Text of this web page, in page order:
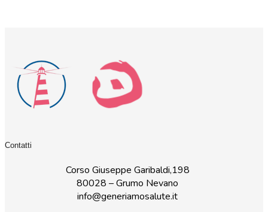
Contatti
Corso Giuseppe Garibaldi,198
80028 – Grumo Nevano
info@generiamosalute.it